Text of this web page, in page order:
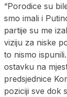
“Porodice su
smo imali i
partije su me
viziju za niske
to nismo
ostavku na
predsjednice
poziciji sve dok